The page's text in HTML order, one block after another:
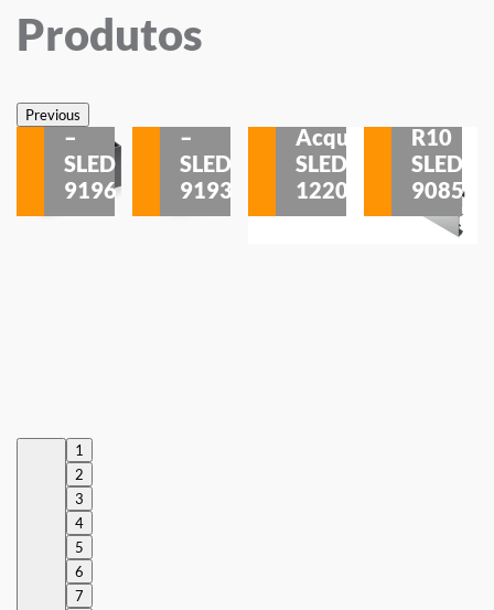
Produtos
PreviousSobrepor
–
SLED
9196
–
SLED
9193
Acqua
SLED
1220
R10
SLED
9085
1
2
3
4
5
6
7